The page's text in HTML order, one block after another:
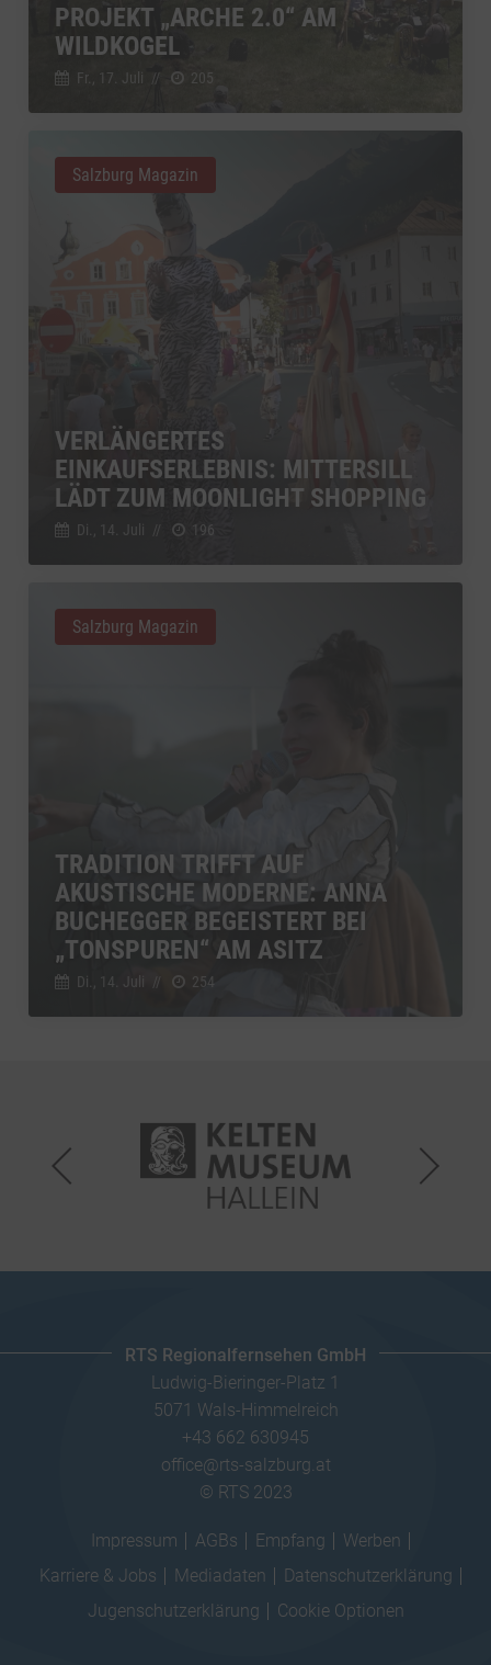
PROJEKT „ARCHE 2.0“ AM
WILDKOGEL
Fr., 17. Juli // 205
VERLÄNGERTES
EINKAUFSERLEBNIS: MITTERSILL
LÄDT ZUM MOONLIGHT SHOPPING
Di., 14. Juli // 196
Salzburg Magazin
TRADITION TRIFFT AUF
AKUSTISCHE MODERNE: ANNA
BUCHEGGER BEGEISTERT BEI
„TONSPUREN“ AM ASITZ
Di., 14. Juli // 254
Salzburg Magazin
RTS Regionalfernsehen GmbH
Ludwig-Bieringer-Platz 1
5071 Wals-Himmelreich
+43 662 630945
office@rts-salzburg.at
© RTS 2023
Impressum AGBs Empfang
Werben
Karriere & Jobs
Mediadaten
Datenschutzerklärung
Jugenschutzerklärung
Cookie Optionen